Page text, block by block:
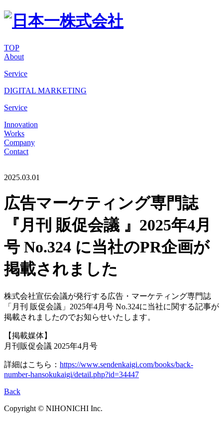
TOP
About
Service
DIGITAL MARKETING
Service
Innovation
Works
Company
Contact
2025.03.01
広告マーケティング専門誌
『月刊 販促会議 』2025年4月
号 No.324 に当社のPR企画が
掲載されました
株式会社宣伝会議が発行する広告・マーケティング専門誌
「月刊 販促会議」2025年4月号 No.324に当社に関する記事が
掲載されましたのでお知らせいたします。
【掲載媒体】
月刊販促会議 2025年4月号
詳細はこちら： https://www.sendenkaigi.com/books/back-
number-hansokukaigi/detail.php?id=34447
Back
Copyright © NIHONICHI Inc.